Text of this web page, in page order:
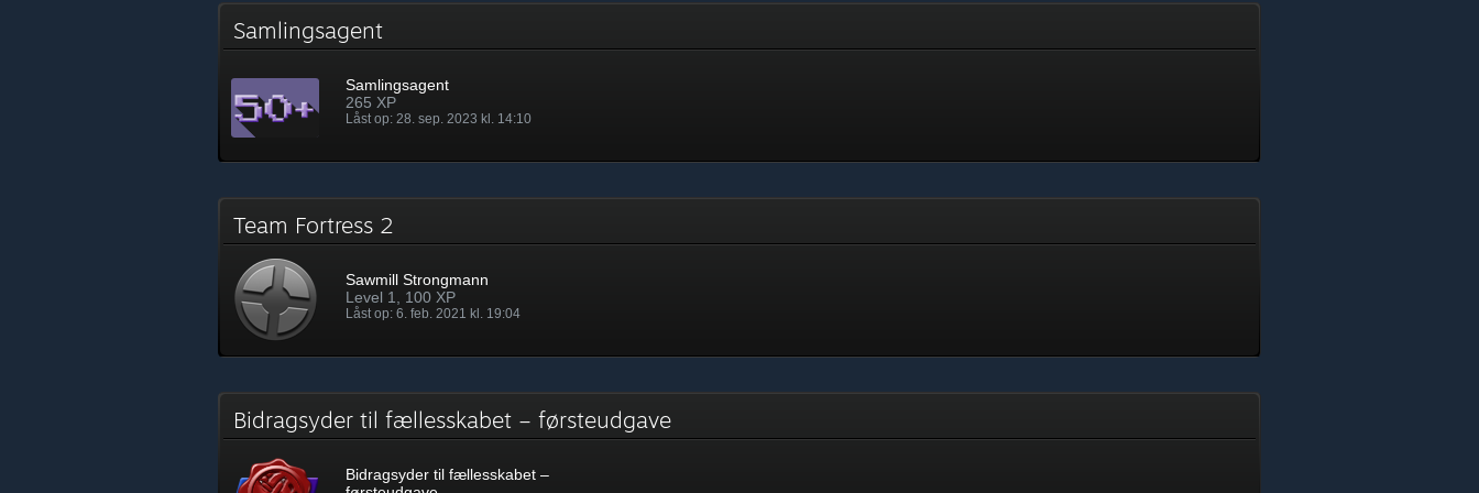
Samlingsagent
Samlingsagent
265 XP
Låst op: 28. sep. 2023 kl. 14:10
Team Fortress 2
Sawmill Strongmann
Level 1, 100 XP
Låst op: 6. feb. 2021 kl. 19:04
Bidragsyder til fællesskabet – førsteudgave
Bidragsyder til fællesskabet –